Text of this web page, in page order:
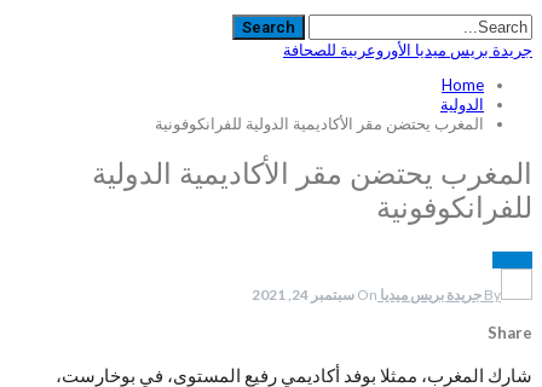
جريدة بريس ميديا الأوروعربية للصحافة
Home
الدولية
المغرب يحتضن مقر الأكاديمية الدولية للفرانكوفونية
المغرب يحتضن مقر الأكاديمية الدولية
للفرانكوفونية
By جريدة بريس ميديا On سبتمبر 24, 2021
Share
شارك المغرب، ممثلا بوفد أكاديمي رفيع المستوى، في بوخارست،